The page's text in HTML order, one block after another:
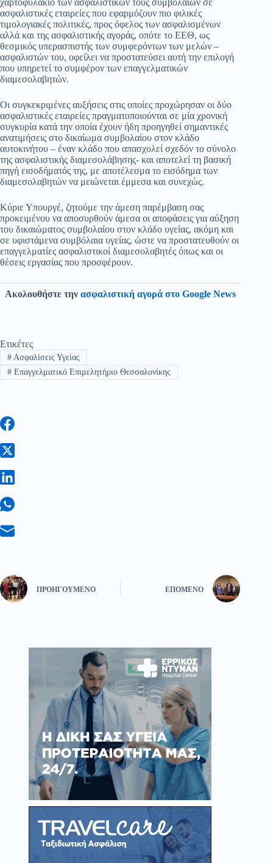
χαρτοφυλάκιο των ασφαλιστικών τους συμβολαίων σε
ασφαλιστικές εταιρείες που εφαρμόζουν πιο φιλικές
τιμολογιακές πολιτικές, προς όφελος των ασφαλισμένων
αλλά και της ασφαλιστικής αγοράς, οπότε το ΕΕΘ, ως
θεσμικός υπερασπιστής των συμφερόντων των μελών –
ασφαλιστών του, οφείλει να προστατεύσει αυτή την επιλογή
που υπηρετεί το συμφέρον των επαγγελματικών
διαμεσολαβητών.
Οι συγκεκριμένες αυξήσεις στις οποίες προχώρησαν οι δύο
ασφαλιστικές εταιρείες πραγματοποιούνται σε μία χρονική
συγκυρία κατά την οποία έχουν ήδη προηγηθεί σημαντικές
ανατιμήσεις στο δικαίωμα συμβολαίου στον κλάδο
αυτοκινήτου – έναν κλάδο που απασχολεί σχεδόν το σύνολο
της ασφαλιστικής διαμεσολάβησης- και αποτελεί τη βασική
πηγή εισοδήματός της, με αποτέλεσμα το εισόδημα των
διαμεσολαβητών να μειώνεται έμμεσα και συνεχώς.
Κύριε Υπουργέ, ζητούμε την άμεση παρέμβαση σας
προκειμένου να αποσυρθούν άμεσα οι αποφάσεις για αύξηση
του δικαιώματος συμβολαίου στον κλάδο υγείας, ακόμη και
σε υφιστάμενα συμβόλαια υγείας, ώστε να προστατευθούν οι
επαγγελματίες ασφαλιστικοί διαμεσολαβητές όπως και οι
θέσεις εργασίας που προσφέρουν.
Ακολουθήστε την ασφαλιστική αγορά στο Google News
Ετικέτες
#Ασφαλίσεις Υγείας
#Επαγγελματικό Επιμελητήριο Θεσσαλονίκης
ΠΡΟΗΓΟΎΜΕΝΟ ΕΠΌΜΕΝΟ